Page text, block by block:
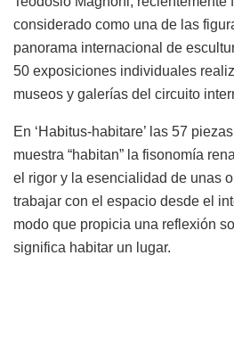
considerado como una de las
panorama internacional de
50 exposiciones individuales
museos y galerías del circuito
En ‘Habitus-habitare’ las 57
muestra “habitan” la fisonomía
el rigor y la esencialidad de unas
trabajar con el espacio desde el
modo que propicia una reflexión
significa habitar un lugar.